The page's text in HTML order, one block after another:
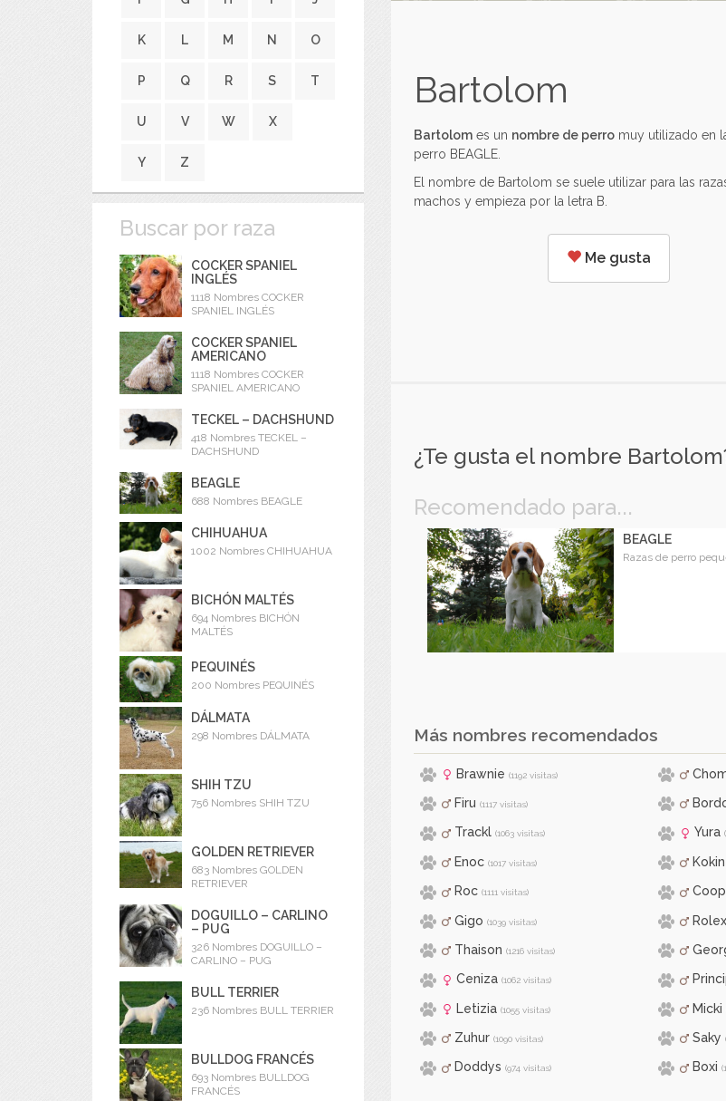
K L M N O
P Q R S T
U V W X
Y Z
Buscar por raza
COCKER SPANIEL
INGLÉS
1118 Nombres COCKER
SPANIEL INGLÉS
COCKER SPANIEL
AMERICANO
1118 Nombres COCKER
SPANIEL AMERICANO
TECKEL – DACHSHUND
418 Nombres TECKEL –
DACHSHUND
BEAGLE
688 Nombres BEAGLE
CHIHUAHUA
1002 Nombres CHIHUAHUA
BICHÓN MALTÉS
694 Nombres BICHÓN
MALTÉS
PEQUINÉS
200 Nombres PEQUINÉS
DÁLMATA
298 Nombres DÁLMATA
SHIH TZU
756 Nombres SHIH TZU
GOLDEN RETRIEVER
683 Nombres GOLDEN
RETRIEVER
DOGUILLO – CARLINO
– PUG
326 Nombres DOGUILLO –
CARLINO – PUG
BULL TERRIER
236 Nombres BULL TERRIER
BULLDOG FRANCÉS
693 Nombres BULLDOG
FRANCÉS
Bartolom
Bartolom es un nombre de perro muy utilizado en
perro BEAGLE.
El nombre de Bartolom se suele utilizar para las
machos y empieza por la letra B.
Me gusta
¿Te gusta el nombre
Recomendado para...
BEAGLE
Razas de perro
Más nombres recomendados
Brawnie (1192 visitas)
Firu (1117 visitas)
Trackl (1063 visitas) Yura
Enoc (1017 visitas) Kokin
Roc (1111 visitas)
Gigo (1039 visitas) Rolex
Thaison (1216 visitas)
Ceniza (1062 visitas)
Letizia (1055 visitas) Micki
Zuhur (1090 visitas) Saky
Doddys (974 visitas) Boxi